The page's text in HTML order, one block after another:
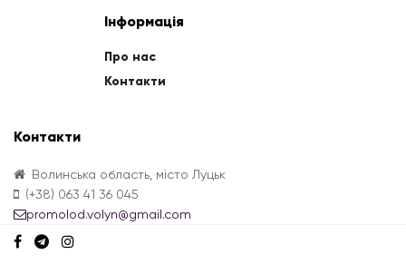
Інформація
Про нас
Контакти
Контакти
Волинська область, місто Луцьк
(+38) 063 41 36 045
promolod.volyn@gmail.com